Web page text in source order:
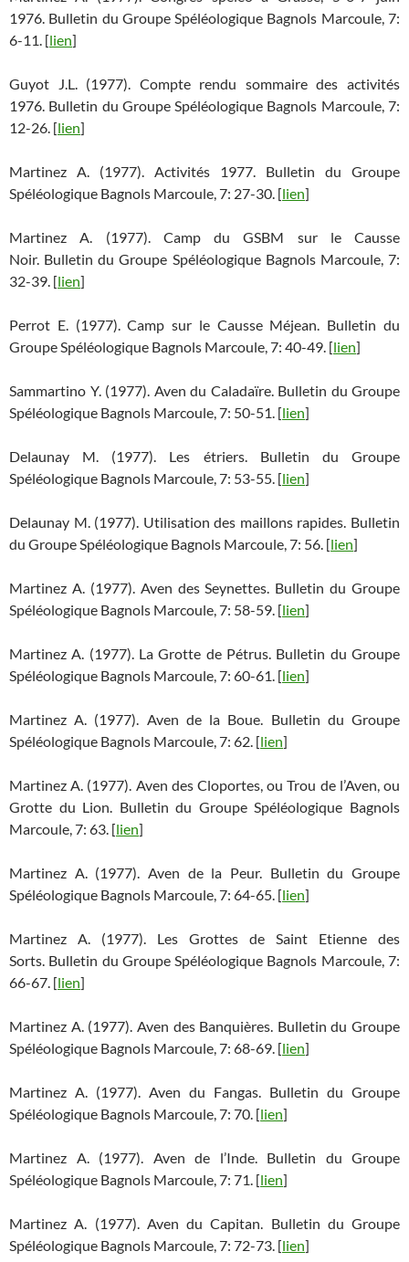
1976. Bulletin du Groupe Spéléologique Bagnols Marcoule, 7:
6-11. [lien]
Guyot J.L. (1977). Compte rendu sommaire des activités
1976. Bulletin du Groupe Spéléologique Bagnols Marcoule, 7:
12-26. [lien]
Martinez A. (1977). Activités 1977. Bulletin du Groupe
Spéléologique Bagnols Marcoule, 7: 27-30. [lien]
Martinez A. (1977). Camp du GSBM sur le Causse
Noir. Bulletin du Groupe Spéléologique Bagnols Marcoule, 7:
32-39. [lien]
Perrot E. (1977). Camp sur le Causse Méjean. Bulletin du
Groupe Spéléologique Bagnols Marcoule, 7: 40-49. [lien]
Sammartino Y. (1977). Aven du Caladaïre. Bulletin du Groupe
Spéléologique Bagnols Marcoule, 7: 50-51. [lien]
Delaunay M. (1977). Les étriers. Bulletin du Groupe
Spéléologique Bagnols Marcoule, 7: 53-55. [lien]
Delaunay M. (1977). Utilisation des maillons rapides. Bulletin
du Groupe Spéléologique Bagnols Marcoule, 7: 56. [lien]
Martinez A. (1977). Aven des Seynettes. Bulletin du Groupe
Spéléologique Bagnols Marcoule, 7: 58-59. [lien]
Martinez A. (1977). La Grotte de Pétrus. Bulletin du Groupe
Spéléologique Bagnols Marcoule, 7: 60-61. [lien]
Martinez A. (1977). Aven de la Boue. Bulletin du Groupe
Spéléologique Bagnols Marcoule, 7: 62. [lien]
Martinez A. (1977). Aven des Cloportes, ou Trou de l’Aven, ou
Grotte du Lion. Bulletin du Groupe Spéléologique Bagnols
Marcoule, 7: 63. [lien]
Martinez A. (1977). Aven de la Peur. Bulletin du Groupe
Spéléologique Bagnols Marcoule, 7: 64-65. [lien]
Martinez A. (1977). Les Grottes de Saint Etienne des
Sorts. Bulletin du Groupe Spéléologique Bagnols Marcoule, 7:
66-67. [lien]
Martinez A. (1977). Aven des Banquières. Bulletin du Groupe
Spéléologique Bagnols Marcoule, 7: 68-69. [lien]
Martinez A. (1977). Aven du Fangas. Bulletin du Groupe
Spéléologique Bagnols Marcoule, 7: 70. [lien]
Martinez A. (1977). Aven de l’Inde. Bulletin du Groupe
Spéléologique Bagnols Marcoule, 7: 71. [lien]
Martinez A. (1977). Aven du Capitan. Bulletin du Groupe
Spéléologique Bagnols Marcoule, 7: 72-73. [lien]